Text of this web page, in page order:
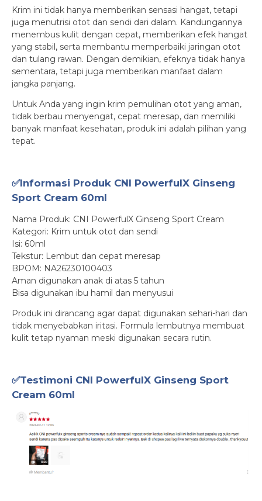
Krim ini tidak hanya memberikan sensasi hangat, tetapi
juga menutrisi otot dan sendi dari dalam. Kandungannya
menembus kulit dengan cepat, memberikan efek hangat
yang stabil, serta membantu memperbaiki jaringan otot
dan tulang rawan. Dengan demikian, efeknya tidak hanya
sementara, tetapi juga memberikan manfaat dalam
jangka panjang.
Untuk Anda yang ingin krim pemulihan otot yang aman,
tidak berbau menyengat, cepat meresap, dan memiliki
banyak manfaat kesehatan, produk ini adalah pilihan yang
tepat.
✅Informasi Produk CNI PowerfulX Ginseng
Sport Cream 60ml
Nama Produk: CNI PowerfulX Ginseng Sport Cream
Kategori: Krim untuk otot dan sendi
Isi: 60ml
Tekstur: Lembut dan cepat meresap
BPOM: NA26230100403
Aman digunakan anak di atas 5 tahun
Bisa digunakan ibu hamil dan menyusui
Produk ini dirancang agar dapat digunakan sehari-hari dan
tidak menyebabkan iritasi. Formula lembutnya membuat
kulit tetap nyaman meski digunakan secara rutin.
✅Testimoni CNI PowerfulX Ginseng Sport
Cream 60ml